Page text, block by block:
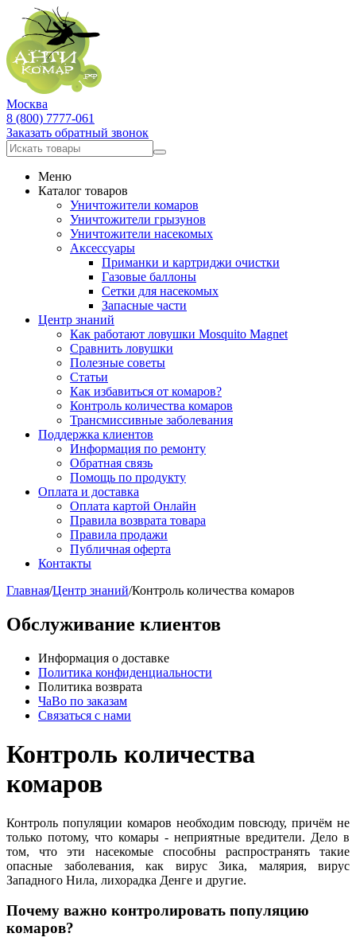
Москва
8 (800) 7777-061
Заказать обратный звонок
Меню
Каталог товаров
Уничтожители комаров
Уничтожители грызунов
Уничтожители насекомых
Аксессуары
Приманки и картриджи очистки
Газовые баллоны
Сетки для насекомых
Запасные части
Центр знаний
Как работают ловушки Mosquito Magnet
Сравнить ловушки
Полезные советы
Статьи
Как избавиться от комаров?
Контроль количества комаров
Трансмиссивные заболевания
Поддержка клиентов
Информация по ремонту
Обратная связь
Помощь по продукту
Оплата и доставка
Оплата картой Онлайн
Правила возврата товара
Правила продажи
Публичная оферта
Контакты
Главная/Центр знаний/Контроль количества комаров
Обслуживание клиентов
Информация о доставке
Политика конфиденциальности
Политика возврата
ЧаВо по заказам
Связаться с нами
Контроль количества
комаров
Контроль популяции комаров необходим повсюду, причём не
только потому, что комары - неприятные вредители. Дело в
том, что эти насекомые способны распространять такие
опасные заболевания, как вирус Зика, малярия, вирус
Западного Нила, лихорадка Денге и другие.
Почему важно контролировать популяцию
комаров?